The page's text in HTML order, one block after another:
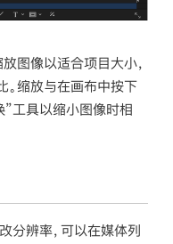
图像以适合项目大小，
。缩放与在画布中按下
工具以缩小图像时相
分辨率，可以在媒体列